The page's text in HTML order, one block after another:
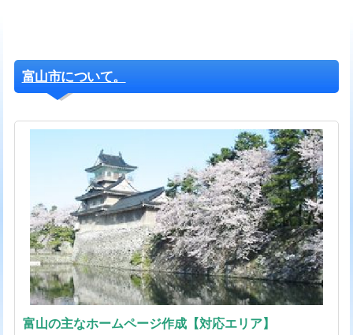
富山市について。
富山の主なホームページ作成【対応エリア】